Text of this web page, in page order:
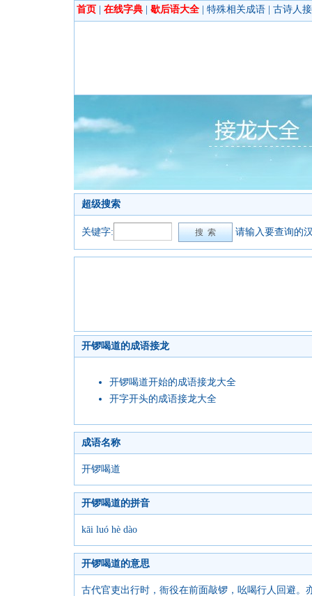
首页 在线字典 歇后语大全 特殊相关成语 古诗人
超级搜索
关键字: 请输入要查询的
开锣喝道的成语接龙
开锣喝道开始的成语接龙大全
开字开头的成语接龙大全
成语名称
开锣喝道
开锣喝道的拼音
kāi luó hè dào
开锣喝道的意思
古代官吏出行时，衙役在前面敲锣，吆喝行人回避。